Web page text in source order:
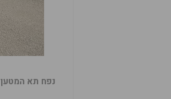
נפח תא המטען